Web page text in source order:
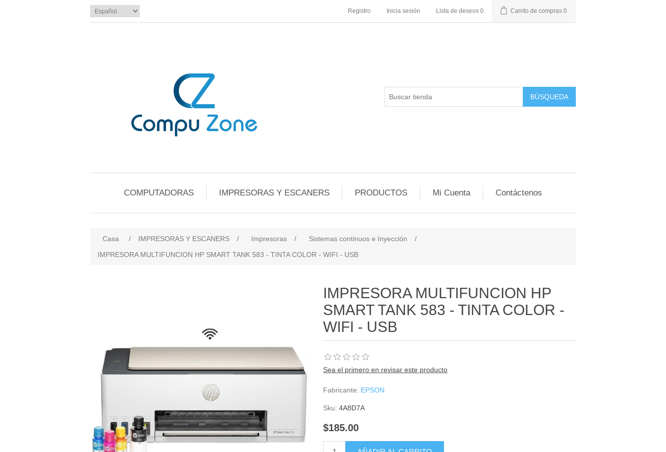
Registro Inicia sesión Lista de deseos 0 Carrito de compras 0
BÚSQUEDA
COMPUTADORAS IMPRESORAS Y ESCANERS PRODUCTOS Mi Cuenta Contáctenos
Casa / IMPRESORAS Y ESCANERS / Impresoras / Sistemas continuos e Inyección
/
IMPRESORA MULTIFUNCION HP SMART TANK 583 - TINTA COLOR - WIFI - USB
IMPRESORA MULTIFUNCION HP
SMART TANK 583 - TINTA COLOR -
WIFI - USB
Sea el primero en revisar este producto
Fabricante: EPSON
Sku: 4A8D7A
$185.00